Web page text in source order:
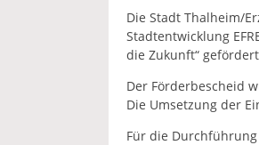
Die Stadt Thalheim/
Stadtentwicklung
die Zukunft“
Der Förderbescheid
Die Umsetzung der
Für die Durchführung